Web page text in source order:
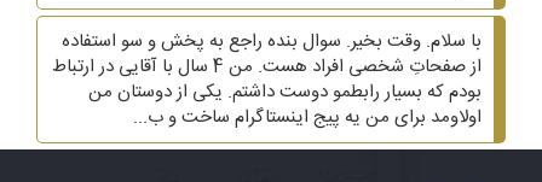
با سلام. وقت بخیر. سوال بنده راجع به پخش و سو استفاده
از صفحاتِ شخصی افراد هست. من 4 سال با آقایی در ارتباط
بودم که بسیار رابطمو دوست داشتم. یکی از دوستان من
اولاومد برای من یه پیج اینستاگرام ساخت و ب...